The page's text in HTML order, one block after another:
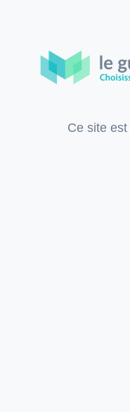
Ce site